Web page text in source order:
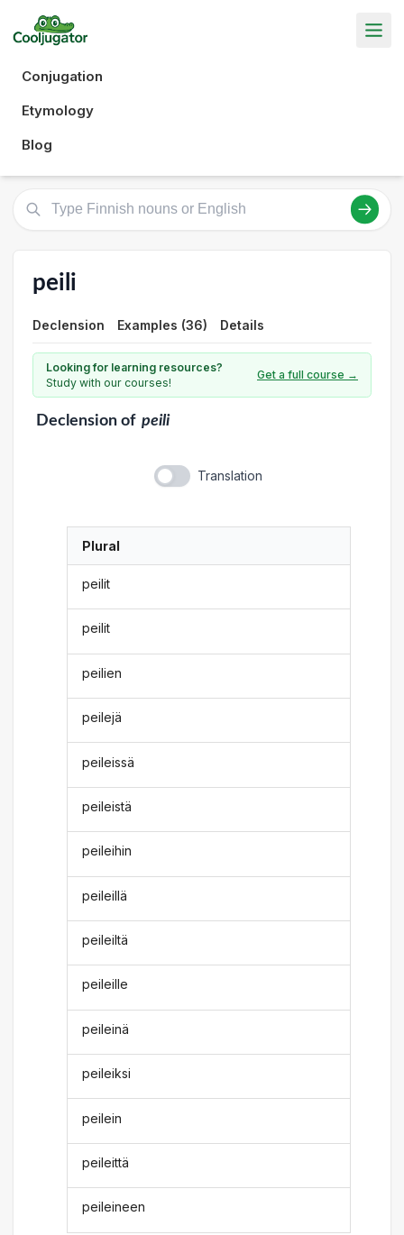
Conjugation
Etymology
Blog
peili
Declension Examples (36) Details
Looking for learning resources?
Study with our courses!
Get a full course →
Declensionof peili
Translation
Plural
peilit
peilit
peilien
peilejä
peileissä
peileistä
peileihin
peileillä
peileiltä
peileille
peileinä
peileiksi
peilein
peileittä
peileineen